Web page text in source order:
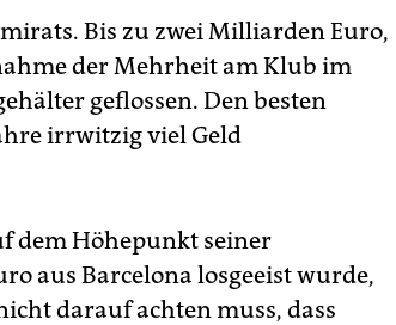
Bis zu zwei Milliarden Euro,
der Mehrheit am Klub im
geflossen. Den besten
irrwitzig viel Geld
dem Höhepunkt seiner
aus Barcelona losgeeist wurde,
darauf achten muss, dass